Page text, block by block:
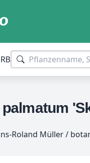
Roland Müller /